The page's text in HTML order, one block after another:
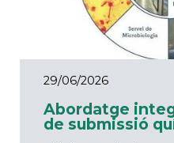
29/06/2026
Abordatge
de submissió